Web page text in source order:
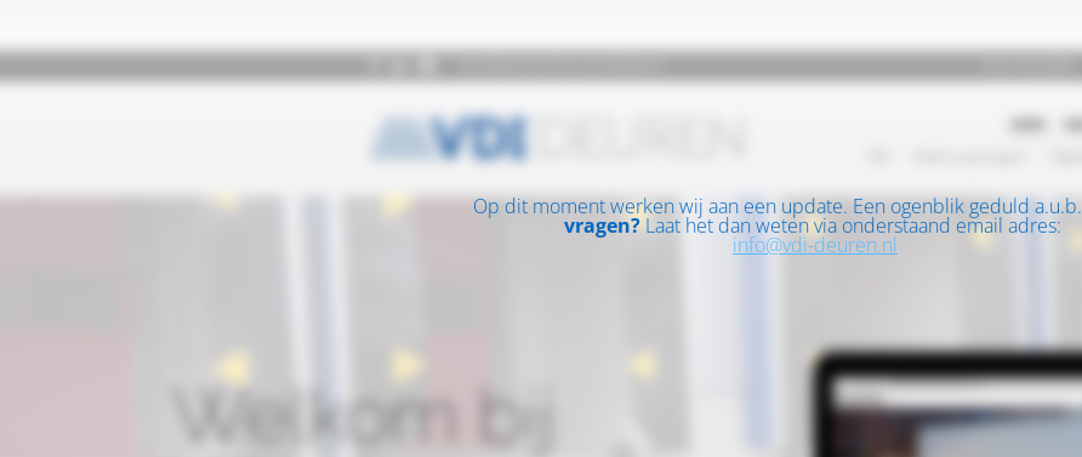
Op dit moment werken wij aan een update. Een ogenblik geduld a.u.b.
vragen? Laat het dan weten via onderstaand email adres:
info@vdi-deuren.nl